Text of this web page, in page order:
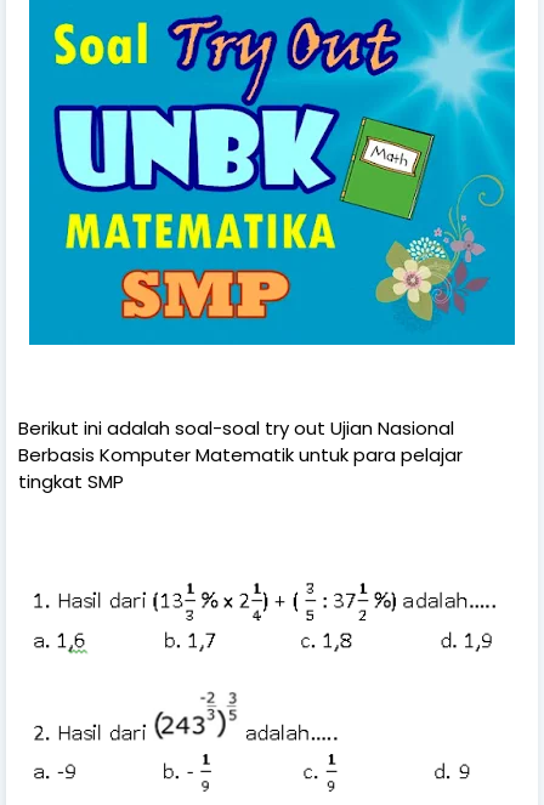
Berikut ini adalah soal-soal try out Ujian Nasional
Berbasis Komputer Matematik untuk para pelajar
tingkat SMP